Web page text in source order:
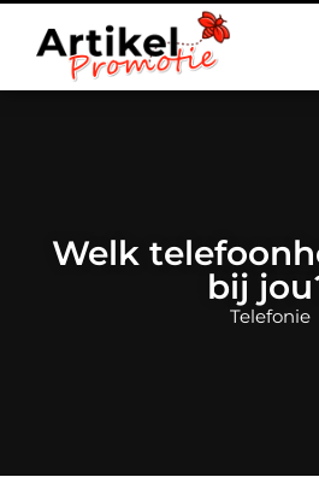
Welk
bij
Telefonie